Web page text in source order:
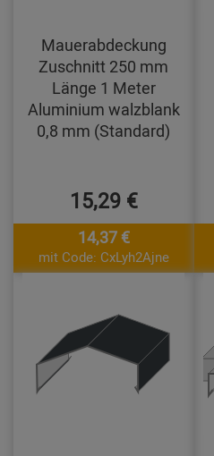
Mauerabdeckung
Zuschnitt 250 mm
Länge 1 Meter
Aluminium walzblank
0,8 mm (Standard)
15,29 €
14,37 €
mit Code: CxLyh2Ajne